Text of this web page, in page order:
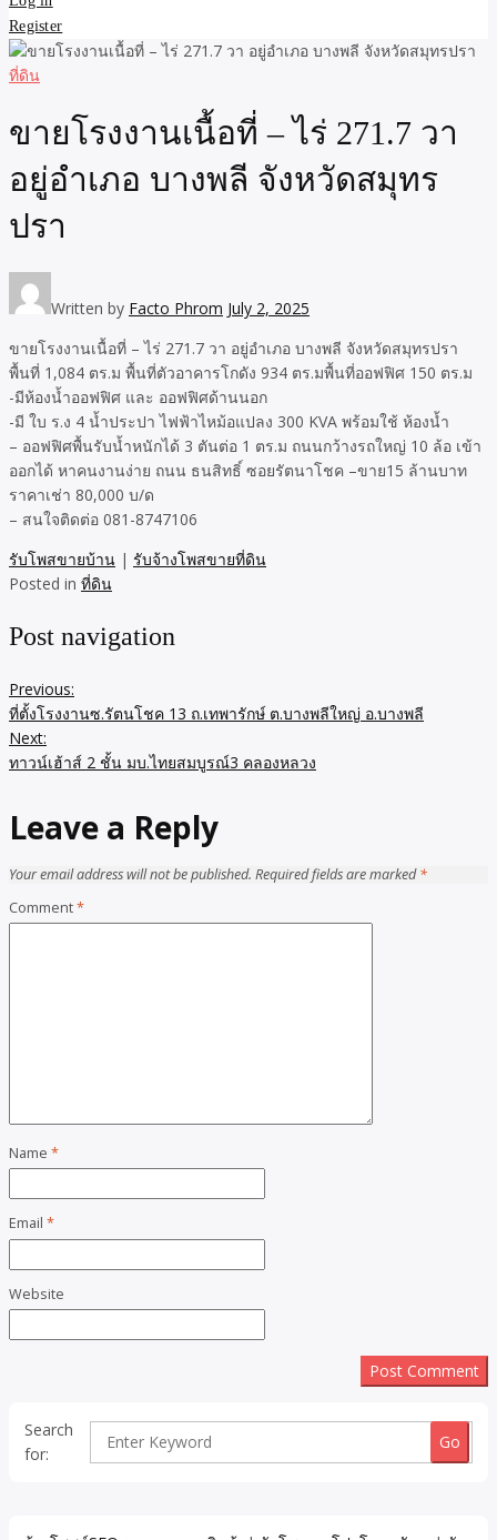
Register
ที่ดิน
ขายโรงงานเนื้อที่ – ไร่ 271.7 วา
อยู่อำเภอ บางพลี จังหวัดสมุทร
ปรา
Written by Facto Phrom July 2, 2025
ขายโรงงานเนื้อที่ – ไร่ 271.7 วา อยู่อำเภอ บางพลี จังหวัดสมุทรปรา
พื้นที่ 1,084 ตร.ม พื้นที่ตัวอาคารโกดัง 934 ตร.มพื้นที่ออฟฟิศ 150 ตร.ม
-มีห้องน้ำออฟฟิศ และ ออฟฟิศด้านนอก
-มี ใบ ร.ง 4 น้ำประปา ไฟฟ้าไหม้อแปลง 300 KVA พร้อมใช้ ห้องน้ำ
– ออฟฟิศพื้นรับน้ำหนักได้ 3 ตันต่อ 1 ตร.ม ถนนกว้างรถใหญ่ 10 ล้อ เข้า
ออกได้ หาคนงานง่าย ถนน ธนสิทธิ์ ซอยรัตนาโชค –ขาย15 ล้านบาท
ราคาเช่า 80,000 บ/ด
– สนใจติดต่อ 081-8747106
รับโพสขายบ้าน | รับจ้างโพสขายที่ดิน
Posted in ที่ดิน
Post navigation
Previous:
ที่ตั้งโรงงานซ.รัตนโชค 13 ถ.เทพารักษ์ ต.บางพลีใหญ่ อ.บางพลี
Next:
ทาวน์เฮ้าส์ 2 ชั้น มบ.ไทยสมบูรณ์3 คลองหลวง
Leave a Reply
Your email address will not be published. Required fields are marked*
Comment*
Name *
Email *
Website
Search
for: